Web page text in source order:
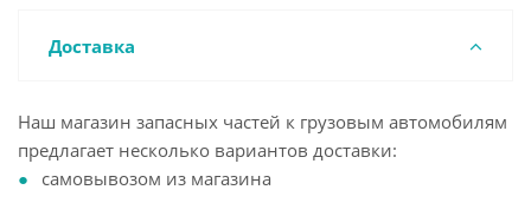
Доставка
Наш магазин запасных частей к грузовым автомобилям
предлагает несколько вариантов доставки:
самовывозом из магазина